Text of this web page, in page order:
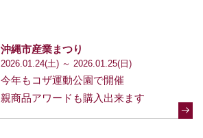
沖縄市産業まつり
2026.01.24(土) ～ 2026.01.25(日)
今年もコザ運動公園で開催
親商品アワードも購入出来ます